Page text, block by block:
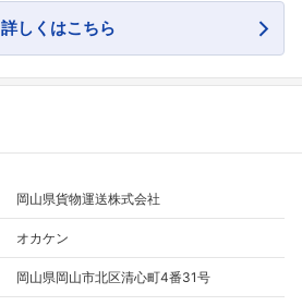
詳しくはこちら
岡山県貨物運送株式会社
オカケン
岡山県岡山市北区清心町4番31号